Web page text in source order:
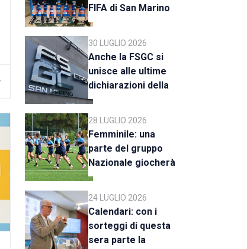
FIFA di San Marino
al raduno della CAN
C
30 LUGLIO 2026
Anche la FSGC si
unisce alle ultime
dichiarazioni della
UEFA
28 LUGLIO 2026
Femminile: una
parte del gruppo
Nazionale giocherà
a Rimini
24 LUGLIO 2026
Calendari: con i
sorteggi di questa
sera parte la